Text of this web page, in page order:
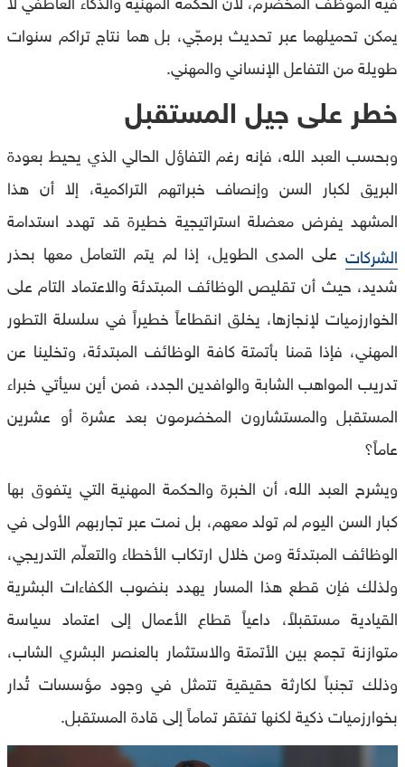
يمكن تحميلهما عبر تحديث برمجّي، بل هما نتاج تراكم سنوات
طويلة من التفاعل الإنساني والمهني.
خطر على جيل المستقبل
وبحسب العبد الله، فإنه رغم التفاؤل الحالي الذي يحيط بعودة
البريق لكبار السن وإنصاف خبراتهم التراكمية، إلا أن هذا
المشهد يفرض معضلة استراتيجية خطيرة قد تهدد استدامة
الشركات على المدى الطويل، إذا لم يتم التعامل معها بحذر
شديد، حيث أن تقليص الوظائف المبتدئة والاعتماد التام على
الخوارزميات لإنجازها، يخلق انقطاعاً خطيراً في سلسلة التطور
المهني، فإذا قمنا بأتمتة كافة الوظائف المبتدئة، وتخلينا عن
تدريب المواهب الشابة والوافدين الجدد، فمن أين سيأتي خبراء
المستقبل والمستشارون المخضرمون بعد عشرة أو عشرين
عاماً؟
ويشرح العبد الله، أن الخبرة والحكمة المهنية التي يتفوق بها
كبار السن اليوم لم تولد معهم، بل نمت عبر تجاربهم الأولى في
الوظائف المبتدئة ومن خلال ارتكاب الأخطاء والتعلّم التدريجي،
ولذلك فإن قطع هذا المسار يهدد بنضوب الكفاءات البشرية
القيادية مستقبلاً، داعياً قطاع الأعمال إلى اعتماد سياسة
متوازنة تجمع بين الأتمتة والاستثمار بالعنصر البشري الشاب،
وذلك تجنباً لكارثة حقيقية تتمثل في وجود مؤسسات تُدار
بخوارزميات ذكية لكنها تفتقر تماماً إلى قادة المستقبل.
0